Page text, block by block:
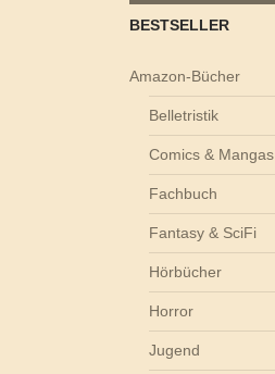
BESTSELLER
Amazon-Bücher
Belletristik
Comics & Mangas
Fachbuch
Fantasy & SciFi
Hörbücher
Horror
Jugend